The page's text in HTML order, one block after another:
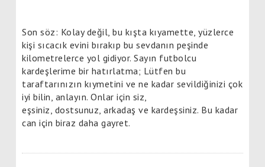
Son söz: Kolay değil, bu kışta kıyamette, yüzlerce
kişi sıcacık evini bırakıp bu sevdanın peşinde
kilometrelerce yol gidiyor. Sayın futbolcu
kardeşlerime bir hatırlatma; Lütfen bu
taraftarınızın kıymetini ve ne kadar sevildiğinizi çok
iyi bilin, anlayın. Onlar için siz,
eşsiniz, dostsunuz, arkadaş ve kardeşsiniz. Bu kadar
can için biraz daha gayret.